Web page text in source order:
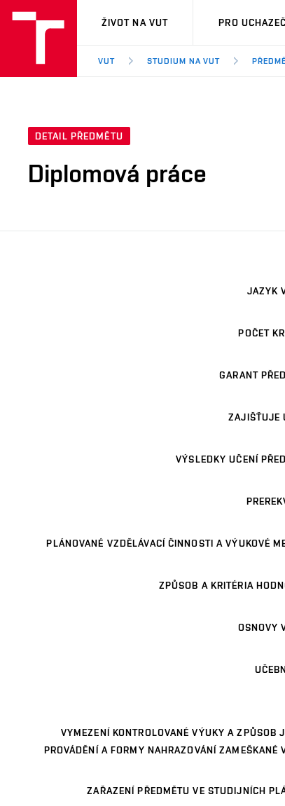
VUT
ŽIVOT NA VUT PRO
VUT STUDIUM NA VUT
DETAIL PŘEDMĚTU
Diplomová práce
JAZYK
POČET
GARANT
ZAJIŠŤUJE
VÝSLEDKY UČENÍ
PLÁNOVANÉ VZDĚLÁVACÍ ČINNOSTI A VÝUKOVÉ
ZPŮSOB A KRITÉRIA
OSNOVY
VYMEZENÍ KONTROLOVANÉ VÝUKY A ZPŮSOB
PROVÁDĚNÍ A FORMY NAHRAZOVÁNÍ ZAMEŠKANÉ
ZAŘAZENÍ PŘEDMĚTU VE STUDIJNÍCH